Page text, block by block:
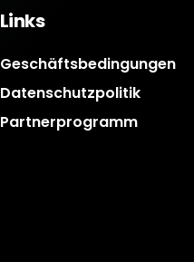
Links
Geschäftsbedingungen
Datenschutzpolitik
Partnerprogramm